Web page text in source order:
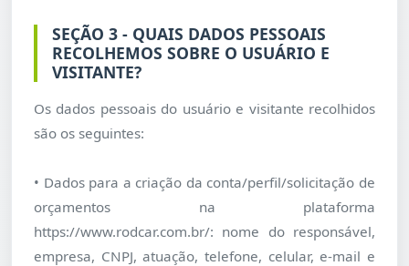
SEÇÃO 3 - QUAIS DADOS PESSOAIS
RECOLHEMOS SOBRE O USUÁRIO E
VISITANTE?
Os dados pessoais do usuário e visitante recolhidos
são os seguintes:
• Dados para a criação da conta/perfil/solicitação de
orçamentos na plataforma
https://www.rodcar.com.br/: nome do responsável,
empresa, CNPJ, atuação, telefone, celular, e-mail e